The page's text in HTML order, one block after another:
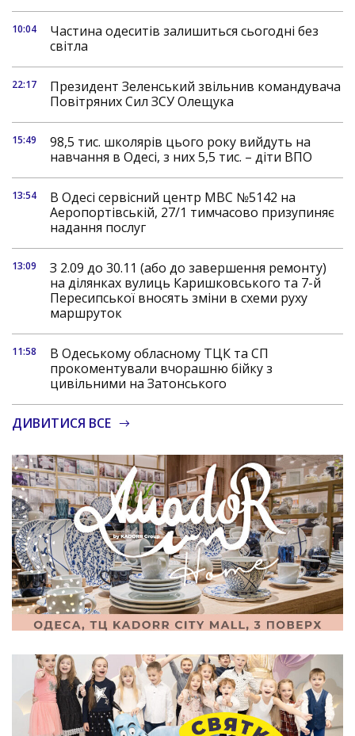
10:04
Частина одеситів залишиться сьогодні без
світла
22:17
Президент Зеленський звільнив командувача
Повітряних Сил ЗСУ Олещука
15:49
98,5 тис. школярів цього року вийдуть на
навчання в Одесі, з них 5,5 тис. – діти ВПО
13:54
В Одесі сервісний центр МВС №5142 на
Аеропортівській, 27/1 тимчасово призупиняє
надання послуг
13:09
З 2.09 до 30.11 (або до завершення ремонту)
на ділянках вулиць Каришковського та 7-й
Пересипської вносять зміни в схеми руху
маршруток
11:58
В Одеському обласному ТЦК та СП
прокоментували вчорашню бійку з
цивільними на Затонського
ДИВИТИСЯ ВСЕ